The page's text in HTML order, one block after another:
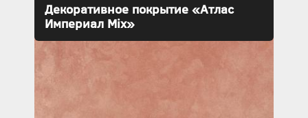
Декоративное покрытие «Атлас
Империал Mix»